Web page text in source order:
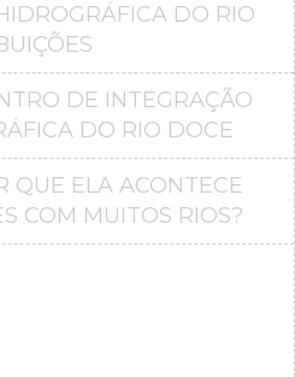
DO RIO
DE INTEGRAÇÃO
DO RIO DOCE
QUE ELA ACONTECE
COM MUITOS RIOS?